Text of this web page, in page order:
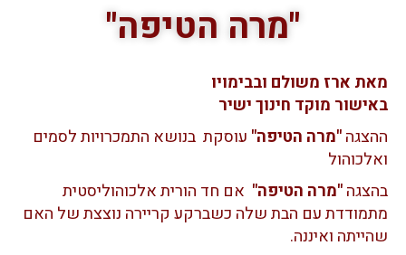
"מרה הטיפה"
מאת ארז משולם ובבימויו
באישור מוקד חינוך ישיר
ההצגה"מרה הטיפה" עוסקת בנושא התמכרויות לסמים
ואלכוהול
בהצגה"מרה הטיפה" אם חד הורית אלכוהוליסטית
מתמודדת עם הבת שלה כשברקע קריירה נוצצת של האם
שהייתה ואיננה.